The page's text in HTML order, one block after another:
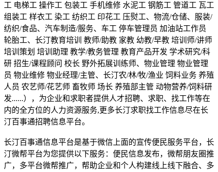
工 电梯工 操作工 包装工 手机维修 水泥工 钢筋工 管道工 瓦工
组装工 样衣工 染工 纺织工 印花工 压熨工、物流/仓储、服装/
纺织/食品、汽车制造/服务、车工 停车管理员 加油站工作员
轮胎工、长汀教育培训 教师/助教 家教 幼教/早教 培训师/讲师
培训策划 培训助理 教学/教务管理 教育产品开发 学术研究/科
研 招生/课程顾问 校长 野外拓展训练师、物业管理 物业管理
员 物业维修 物业经理/主管、长汀农/林/牧/渔业 饲料业务 养殖
人员 农艺师/花艺师 畜牧师 场长 养殖部主管 动物营养/饲料研
发......），为企业和求职者提供人才招聘、求职、找工作等在
内的全方位的人力资源服务,更多长汀求职找工作信息尽在长
汀百事通招聘信息平台。
长汀百事通信息平台是基于微信上面的宣传便民服务平台，长
汀微帮平台为您提供以下服务：便民信息发布，微帮朋友圈推
广，多平台微帮推广，帮助企业和个人构建线上线下融合、多